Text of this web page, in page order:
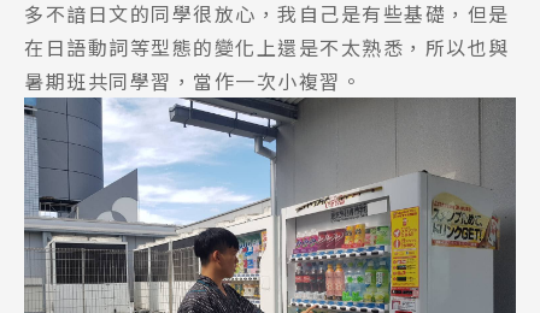
多不諳日文的同學很放心，我自己是有些基礎，但是
在日語動詞等型態的變化上還是不太熟悉，所以也與
暑期班共同學習，當作一次小複習。